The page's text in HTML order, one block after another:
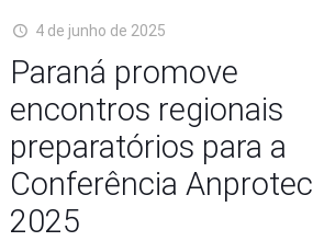
4 de junho de 2025
Paraná promove
encontros regionais
preparatórios para a
Conferência Anprotec
2025